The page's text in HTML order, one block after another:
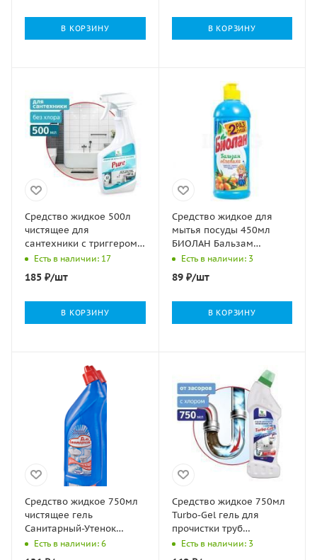
В КОРЗИНУ В КОРЗИНУ
Средство жидкое 500л
чистящее для
сантехники с триггером
Pure Clean&Green 1/12
Есть в наличии: 17
185 ₽/шт
В КОРЗИНУ
Средство жидкое для
мытья посуды 450мл
БИОЛАН Бальзам
Облепиха 1/20
Есть в наличии: 3
89₽/шт
В КОРЗИНУ
Средство жидкое 750мл
чистящее гель
Санитарный-Утенок
Морской бриз ФБХ 1/13
Есть в наличии: 6
Средство жидкое 750мл
Turbo-Gel гель для
прочистки труб
Clean&Green 1/8
Есть в наличии: 3